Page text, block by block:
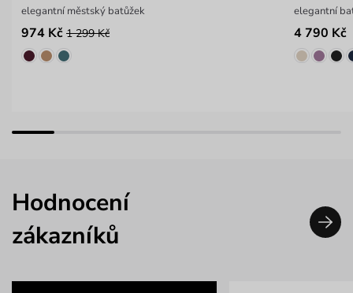
elegantní městský batůžek
974 Kč 1 299 Kč
elegantní
4 790 Kč
Hodnocení
zákazníků